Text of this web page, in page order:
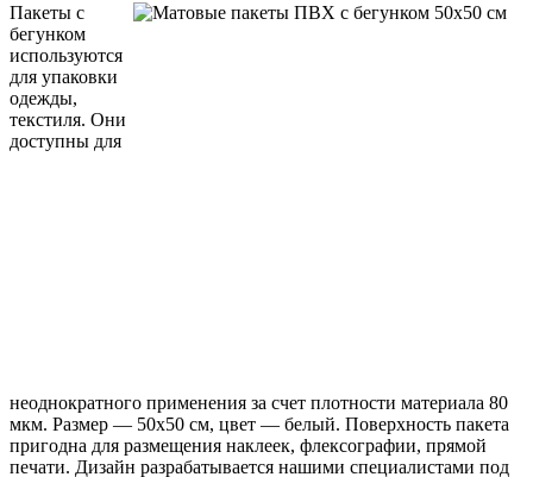
Пакеты с
бегунком
используются
для упаковки
одежды,
текстиля. Они
доступны для
неоднократного применения за счет плотности материала 80
мкм. Размер — 50х50 см, цвет — белый. Поверхность пакета
пригодна для размещения наклеек, флексографии, прямой
печати. Дизайн разрабатывается нашими специалистами под